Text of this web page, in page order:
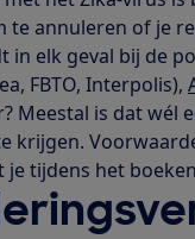
te annuleren of je
elk geval bij de
FBTO, Interpolis),
Meestal is dat wél
krijgen.
je tijdens het